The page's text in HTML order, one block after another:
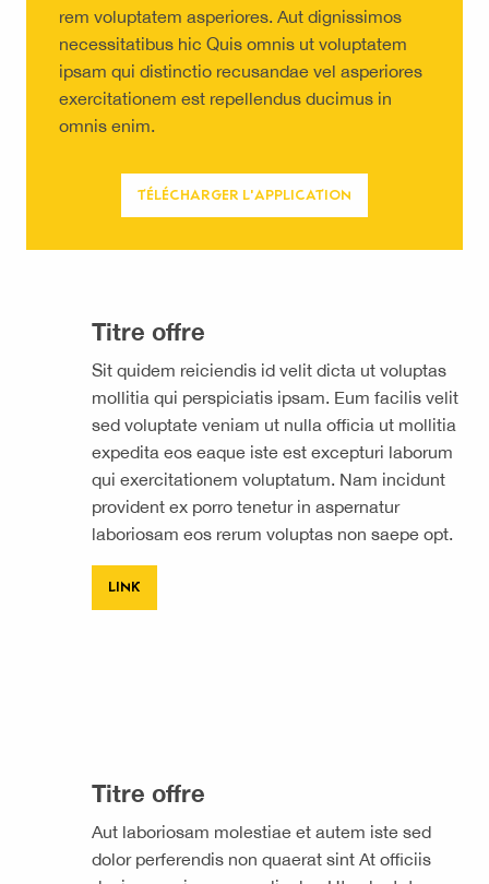
rem voluptatem asperiores. Aut dignissimos
necessitatibus hic Quis omnis ut voluptatem
ipsam qui distinctio recusandae vel asperiores
exercitationem est repellendus ducimus in
omnis enim.
TÉLÉCHARGER L'APPLICATION
Titre offre
Sit quidem reiciendis id velit dicta ut voluptas
mollitia qui perspiciatis ipsam. Eum facilis velit
sed voluptate veniam ut nulla officia ut mollitia
expedita eos eaque iste est excepturi laborum
qui exercitationem voluptatum. Nam incidunt
provident ex porro tenetur in aspernatur
laboriosam eos rerum voluptas non saepe opt.
LINK
Titre offre
Aut laboriosam molestiae et autem iste sed
dolor perferendis non quaerat sint At officiis